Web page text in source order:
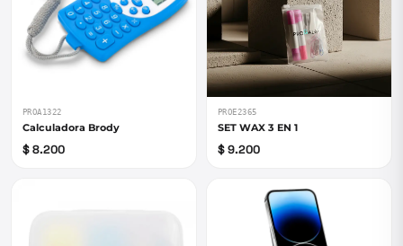
PROA1322
Calculadora Brody
$ 8.200
PROE2365
SET WAX 3 EN 1
$ 9.200